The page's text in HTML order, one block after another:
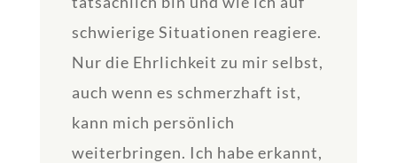
schwierige Situationen reagiere.
Nur die Ehrlichkeit zu mir selbst,
auch wenn es schmerzhaft ist,
kann mich persönlich
weiterbringen. Ich habe erkannt,